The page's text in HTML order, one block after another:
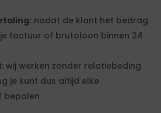
nadat de klant het bedrag
factuur of brutoloon binnen 24
wij werken zonder relatiebeding
je kunt dus altijd elke
bepalen